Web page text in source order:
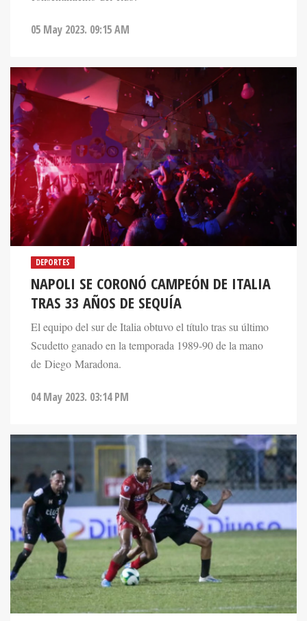
05 May 2023. 09:15 AM
DEPORTES
NAPOLI SE CORONÓ CAMPEÓN DE ITALIA
TRAS 33 AÑOS DE SEQUÍA
El equipo del sur de Italia obtuvo el título tras su último
Scudetto ganado en la temporada 1989-90 de la mano
de Diego Maradona.
04 May 2023. 03:14 PM